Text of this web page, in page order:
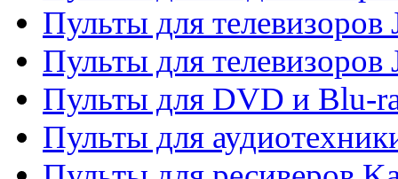
Пульты для телевизоров
Пульты для телевизоров
Пульты для DVD и Blu-
Пульты для